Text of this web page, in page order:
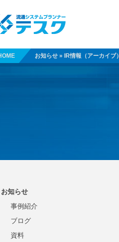
お知らせ » IR情報（アーカイブ）
お知らせ
事例紹介
ブログ
資料